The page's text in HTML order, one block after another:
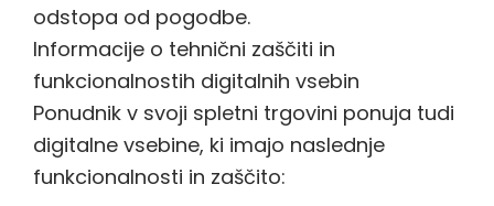
odstopa od pogodbe.
Informacije o tehnični zaščiti in
funkcionalnostih digitalnih vsebin
Ponudnik v svoji spletni trgovini ponuja tudi
digitalne vsebine, ki imajo naslednje
funkcionalnosti in zaščito: